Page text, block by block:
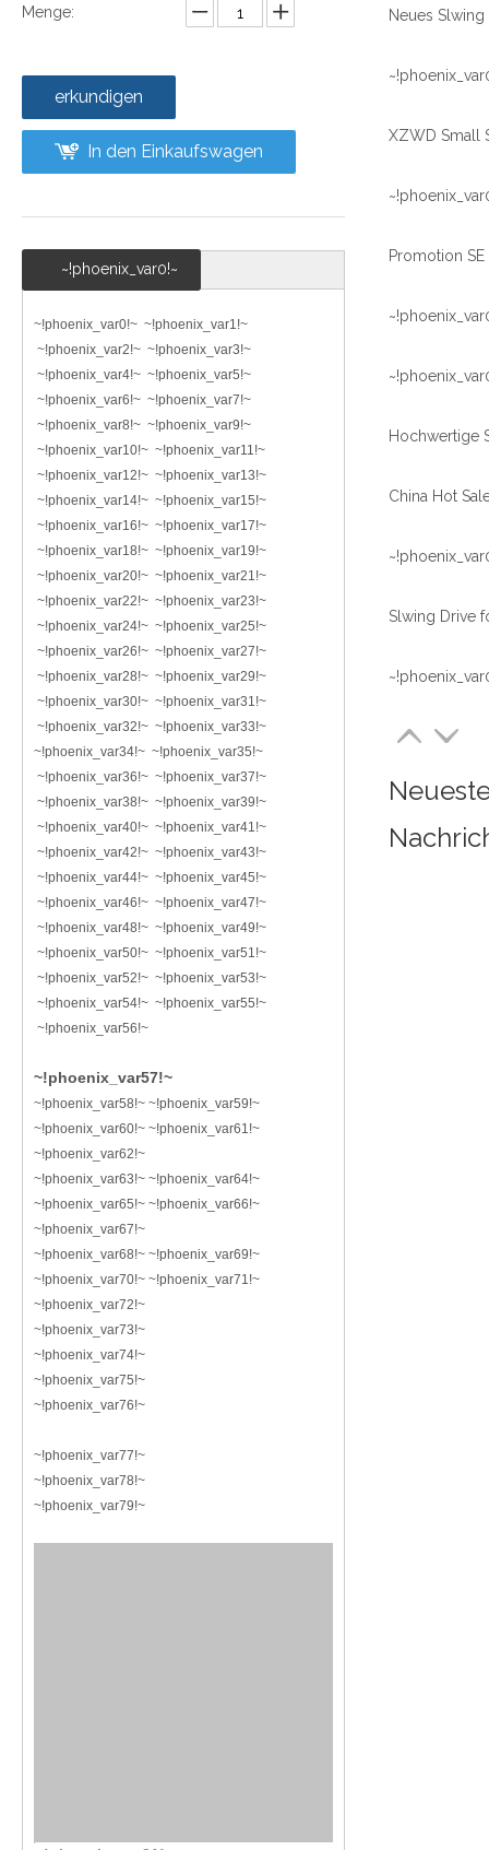
Menge:
erkundigen
In den Einkaufswagen
~!phoenix_var0!~
~!phoenix_var0!~ ~!phoenix_var1!~
~!phoenix_var2!~ ~!phoenix_var3!~
~!phoenix_var4!~ ~!phoenix_var5!~
~!phoenix_var6!~ ~!phoenix_var7!~
~!phoenix_var8!~ ~!phoenix_var9!~
~!phoenix_var10!~ ~!phoenix_var11!~
~!phoenix_var12!~ ~!phoenix_var13!~
~!phoenix_var14!~ ~!phoenix_var15!~
~!phoenix_var16!~ ~!phoenix_var17!~
~!phoenix_var18!~ ~!phoenix_var19!~
~!phoenix_var20!~ ~!phoenix_var21!~
~!phoenix_var22!~ ~!phoenix_var23!~
~!phoenix_var24!~ ~!phoenix_var25!~
~!phoenix_var26!~ ~!phoenix_var27!~
~!phoenix_var28!~ ~!phoenix_var29!~
~!phoenix_var30!~ ~!phoenix_var31!~
~!phoenix_var32!~ ~!phoenix_var33!~
~!phoenix_var34!~ ~!phoenix_var35!~
~!phoenix_var36!~ ~!phoenix_var37!~
~!phoenix_var38!~ ~!phoenix_var39!~
~!phoenix_var40!~ ~!phoenix_var41!~
~!phoenix_var42!~ ~!phoenix_var43!~
~!phoenix_var44!~ ~!phoenix_var45!~
~!phoenix_var46!~ ~!phoenix_var47!~
~!phoenix_var48!~ ~!phoenix_var49!~
~!phoenix_var50!~ ~!phoenix_var51!~
~!phoenix_var52!~ ~!phoenix_var53!~
~!phoenix_var54!~ ~!phoenix_var55!~
~!phoenix_var56!~
~!phoenix_var57!~
~!phoenix_var58!~ ~!phoenix_var59!~
~!phoenix_var60!~ ~!phoenix_var61!~
~!phoenix_var62!~
~!phoenix_var63!~ ~!phoenix_var64!~
~!phoenix_var65!~ ~!phoenix_var66!~
~!phoenix_var67!~
~!phoenix_var68!~ ~!phoenix_var69!~
~!phoenix_var70!~ ~!phoenix_var71!~
~!phoenix_var72!~
~!phoenix_var73!~
~!phoenix_var74!~
~!phoenix_var75!~
~!phoenix_var76!~
~!phoenix_var77!~
~!phoenix_var78!~
~!phoenix_var79!~